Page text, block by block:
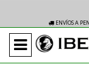
ENVÍOS A